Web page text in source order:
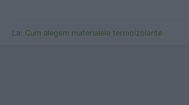
La: Cum alegem materialele termoizolante